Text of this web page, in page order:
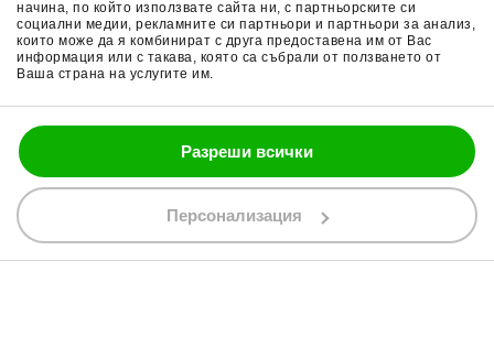
начина, по който използвате сайта ни, с партньорските си
социални медии, рекламните си партньори и партньори за анализ,
които може да я комбинират с друга предоставена им от Вас
информация или с такава, която са събрали от ползването от
Ваша страна на услугите им.
Разреши всички
Персонализация
Поверителност
Политика за бисквитки
Ръкавици за мотор
Части за мотор
088 200 7002
shop@bobimx.com